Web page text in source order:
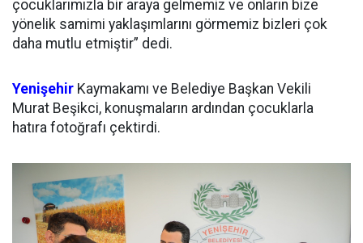
çocuklarımızla bir araya gelmemiz ve onların bize
yönelik samimi yaklaşımlarını görmemiz bizleri çok
daha mutlu etmiştir” dedi.
Yenişehir Kaymakamı ve Belediye Başkan Vekili
Murat Beşikci, konuşmaların ardından çocuklarla
hatıra fotoğrafı çektirdi.